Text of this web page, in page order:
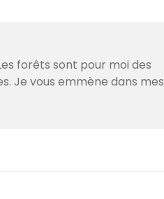
forêts sont pour moi des
Je vous emmène dans mes